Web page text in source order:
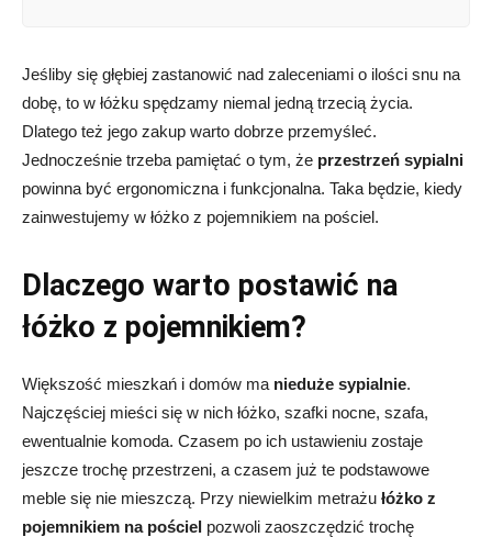
Jeśliby się głębiej zastanowić nad zaleceniami o ilości snu na
dobę, to w łóżku spędzamy niemal jedną trzecią życia.
Dlatego też jego zakup warto dobrze przemyśleć.
Jednocześnie trzeba pamiętać o tym, że przestrzeń sypialni
powinna być ergonomiczna i funkcjonalna. Taka będzie, kiedy
zainwestujemy w łóżko z pojemnikiem na pościel.
Dlaczego warto postawić na
łóżko z pojemnikiem?
Większość mieszkań i domów ma nieduże sypialnie.
Najczęściej mieści się w nich łóżko, szafki nocne, szafa,
ewentualnie komoda. Czasem po ich ustawieniu zostaje
jeszcze trochę przestrzeni, a czasem już te podstawowe
meble się nie mieszczą. Przy niewielkim metrażu łóżko z
pojemnikiem na pościel pozwoli zaoszczędzić trochę